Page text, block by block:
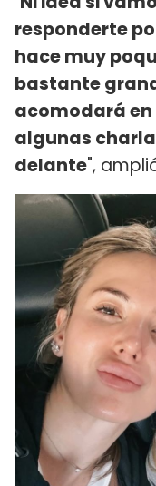
responderte
hace muy
bastante
acomodará
algunas
delante",